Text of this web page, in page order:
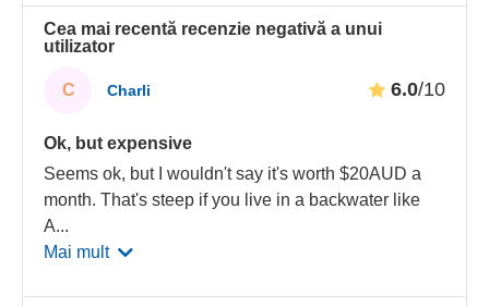
Cea mai recentă recenzie negativă a unui
utilizator
C Charli 6.0/10
Ok, but expensive
Seems ok, but I wouldn't say it's worth $20AUD a
month. That's steep if you live in a backwater like
A...
Mai mult